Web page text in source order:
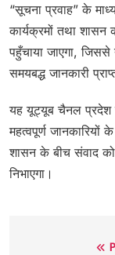
“सूचना प्रवाह” के
कार्यक्रमों तथा शासन
पहुँचाया जाएगा,
समयबद्ध जानकारी
यह यूट्यूब चैनल प्रदेश
महत्वपूर्ण
शासन के बीच संवाद
निभाएगा।